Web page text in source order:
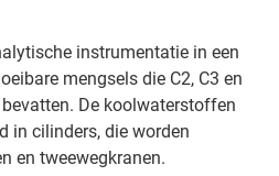
instrumentatie in een
mengsels die C2, C3 en
De koolwaterstoffen
in cilinders, die worden
en tweewegkranen.